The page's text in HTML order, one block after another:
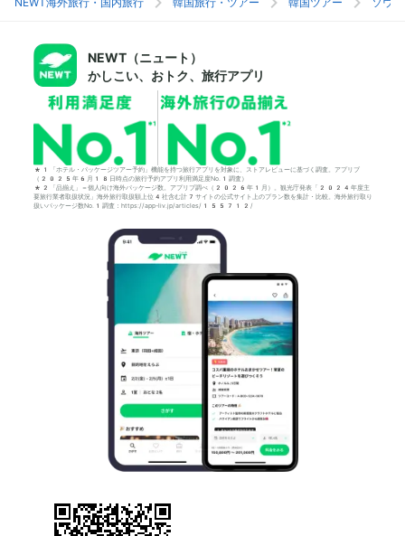
NEWT（ニュート）
かしこい、おトク、旅行アプリ
*1「ホテル・パッケージツアー予約」機能を持つ旅行アプリを対象に、ストアレビューに基づく調査。アプリブ
（2025年6月18日時点の旅行予約アプリ利用満足度No.1調査）
*2「品揃え」＝個人向け海外パッケージ数。アプリブ調べ（2026年1月）。観光庁発表「2024年度主
要旅行業者取扱状況」海外旅行取扱額上位4社含む計7サイトの公式サイト上のプラン数を集計・比較。海外旅行取り
扱いパッケージ数No.1調査：https://app-liv.jp/articles/155712/